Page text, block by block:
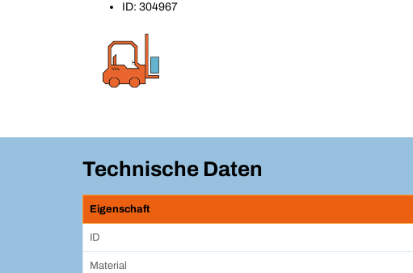
ID: 304967
Technische Daten
Eigenschaft
ID
Material